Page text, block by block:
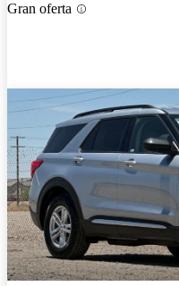
Gran oferta